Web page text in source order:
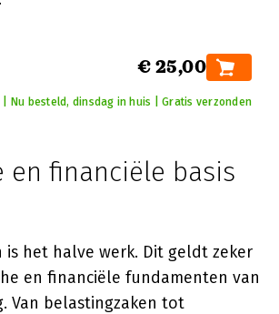
€ 25,00
| Nu besteld, dinsdag in huis | Gratis verzonden
en financiële basis
is het halve werk. Dit geldt zeker
en financiële fundamenten van
Van belastingzaken tot